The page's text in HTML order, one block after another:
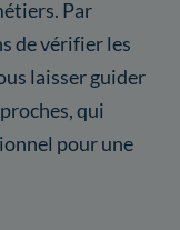
Par
de vérifier les
laisser guider
qui
pour une